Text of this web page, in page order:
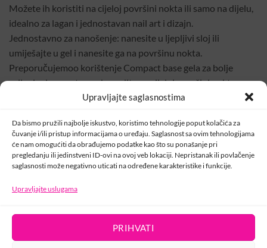
Upravljajte saglasnostima
Da bismo pružili najbolje iskustvo, koristimo tehnologije poput kolačića za
čuvanje i/ili pristup informacijama o uređaju. Saglasnost sa ovim tehnologijama
će nam omogućiti da obrađujemo podatke kao što su ponašanje pri
pregledanju ili jedinstveni ID-ovi na ovoj veb lokaciji. Nepristanak ili povlačenje
saglasnosti može negativno uticati na određene karakteristike i funkcije.
Upravljajte uslugama
PRIHVATI
Možete ih koristiti na cijeloj površini nokta ili samo na dijelu,
idealno za lagan i jednostavan nail art i dizajn.
Jednostavno za nanošenje: nanesite u ljepljivi sloj ili
umiješajte u gel i nanesite ga na površinu nokta.
Preporučujemoo korištenje Compact base gela za bolje
prijanjanje pogotovo ako radite na cijeloj površini nokta.
Nakon nanošenja, zatvorite sjajem.
Šifra:000306
Kategorije:Crystal Nails,Glam ukrasi,Ukrasi